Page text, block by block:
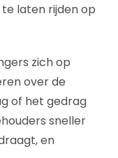
laten rijden op
zich op
over de
of het gedrag
sneller
en